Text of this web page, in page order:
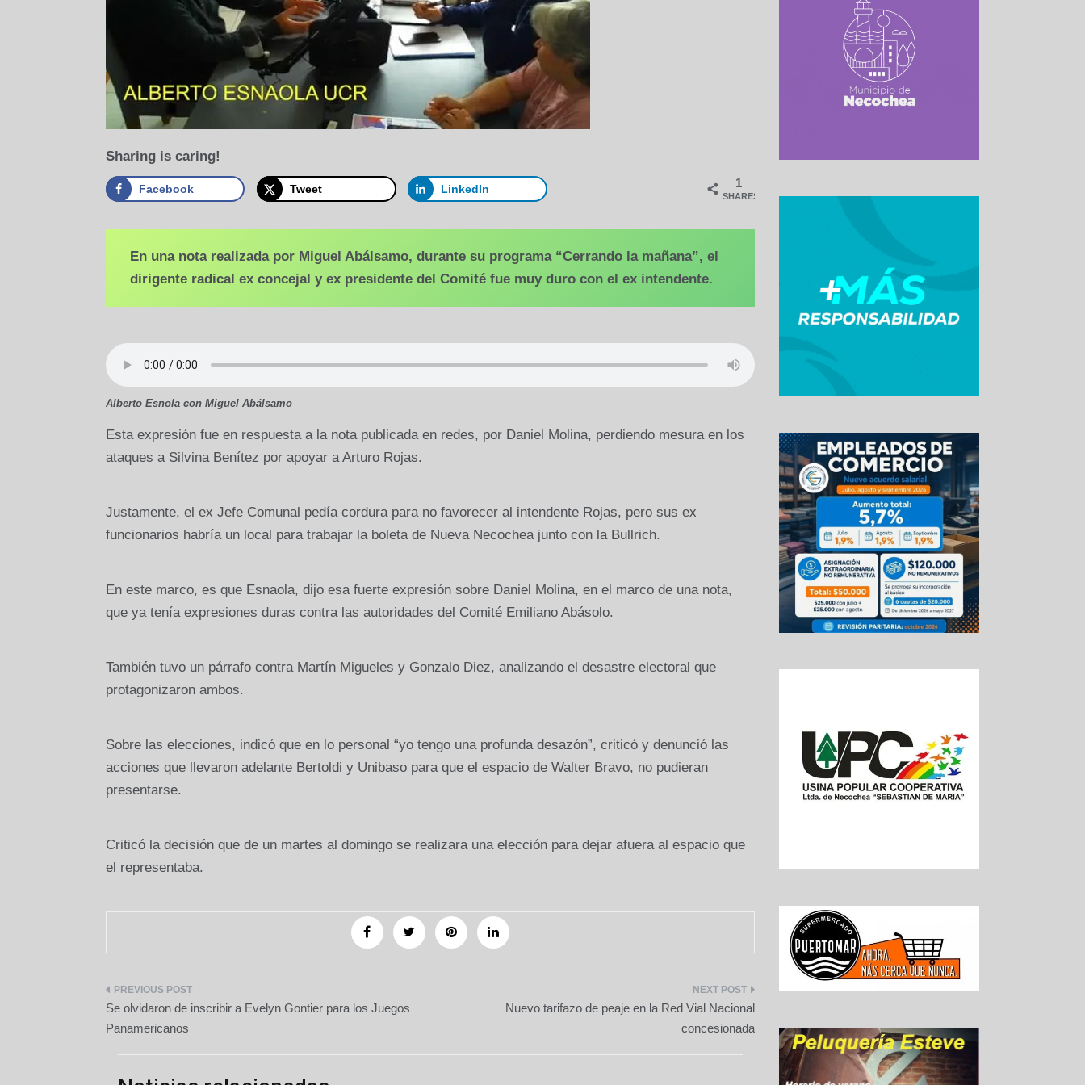
Sharing is caring!
1
SHARES
Facebook Tweet LinkedIn
En una nota realizada por Miguel Abálsamo, durante su programa “Cerrando la mañana”, el
dirigente radical ex concejal y ex presidente del Comité fue muy duro con el ex intendente.
Alberto Esnola con Miguel Abálsamo
Esta expresión fue en respuesta a la nota publicada en redes, por Daniel Molina, perdiendo mesura en los
ataques a Silvina Benítez por apoyar a Arturo Rojas.
Justamente, el ex Jefe Comunal pedía cordura para no favorecer al intendente Rojas, pero sus ex
funcionarios habría un local para trabajar la boleta de Nueva Necochea junto con la Bullrich.
En este marco, es que Esnaola, dijo esa fuerte expresión sobre Daniel Molina, en el marco de una nota,
que ya tenía expresiones duras contra las autoridades del Comité Emiliano Abásolo.
También tuvo un párrafo contra Martín Migueles y Gonzalo Diez, analizando el desastre electoral que
protagonizaron ambos.
Sobre las elecciones, indicó que en lo personal “yo tengo una profunda desazón”, criticó y denunció las
acciones que llevaron adelante Bertoldi y Unibaso para que el espacio de Walter Bravo, no pudieran
presentarse.
Criticó la decisión que de un martes al domingo se realizara una elección para dejar afuera al espacio que
el representaba.
Navegación
de
entradas
Se olvidaron de inscribir a Evelyn Gontier para los Juegos
Panamericanos
Nuevo tarifazo de peaje en la Red Vial Nacional
concesionada